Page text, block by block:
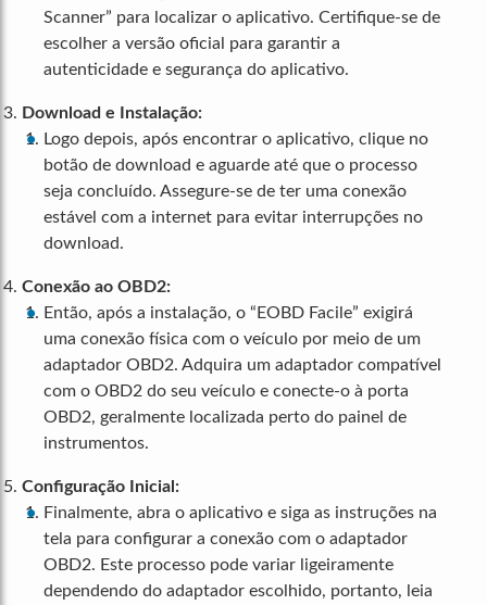
Scanner” para localizar o aplicativo. Certifique-se de
escolher a versão oficial para garantir a
autenticidade e segurança do aplicativo.
Download e Instalação:
Logo depois, após encontrar o aplicativo, clique no
botão de download e aguarde até que o processo
seja concluído. Assegure-se de ter uma conexão
estável com a internet para evitar interrupções no
download.
Conexão ao OBD2:
Então, após a instalação, o “EOBD Facile” exigirá
uma conexão física com o veículo por meio de um
adaptador OBD2. Adquira um adaptador compatível
com o OBD2 do seu veículo e conecte-o à porta
OBD2, geralmente localizada perto do painel de
instrumentos.
Configuração Inicial:
Finalmente, abra o aplicativo e siga as instruções na
tela para configurar a conexão com o adaptador
OBD2. Este processo pode variar ligeiramente
dependendo do adaptador escolhido, portanto, leia